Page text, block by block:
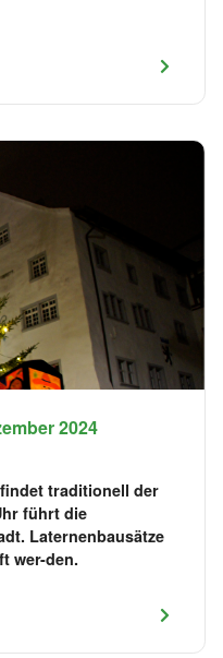
2024
traditionell der
führt die
Laternenbausätze
wer-den.